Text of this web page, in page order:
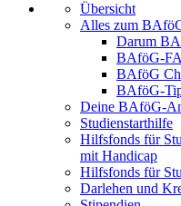
Übersicht
Alles zum
Darum
BAföG-
BAföG
BAföG-
Deine BAföG-
Studienstarthilfe
Hilfsfonds für
mit Handicap
Hilfsfonds für
Darlehen und